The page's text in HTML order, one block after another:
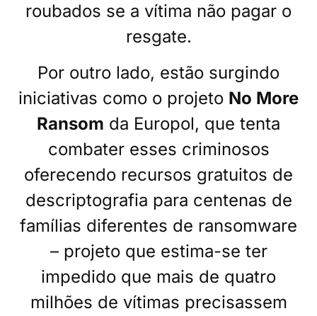
roubados se a vítima não pagar o
resgate.
Por outro lado, estão surgindo
iniciativas como o projeto No More
Ransom da Europol, que tenta
combater esses criminosos
oferecendo recursos gratuitos de
descriptografia para centenas de
famílias diferentes de ransomware
– projeto que estima-se ter
impedido que mais de quatro
milhões de vítimas precisassem